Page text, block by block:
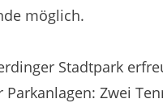
möglich.
Stadtpark
Parkanlagen: Zwei